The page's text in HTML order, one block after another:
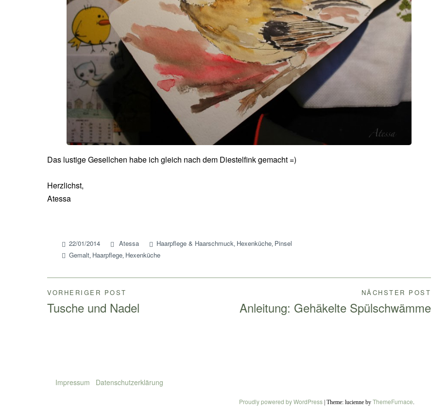
Das lustige Gesellchen habe ich gleich nach dem Diestelfink gemacht =)
Herzlichst,
Atessa
22/01/2014 Atessa Haarpflege & Haarschmuck, Hexenküche, Pinsel
Gemalt Haarpflege Hexenküche
Beitragsnavigation
VORHERIGER POST
Tusche und Nadel
NÄCHSTER POST
Anleitung: Gehäkelte Spülschwämme
Impressum Datenschutzerklärung
Proudly powered by WordPress Theme: lucienne by ThemeFurnace.